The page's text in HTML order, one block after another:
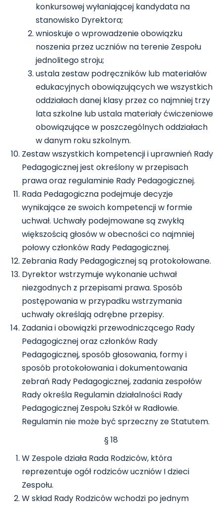
konkursowej wyłaniającej kandydata na
stanowisko Dyrektora;
wnioskuje o wprowadzenie obowiązku
noszenia przez uczniów na terenie Zespołu
jednolitego stroju;
ustala zestaw podręczników lub materiałów
edukacyjnych obowiązujących we wszystkich
oddziałach danej klasy przez co najmniej trzy
lata szkolne lub ustala materiały ćwiczeniowe
obowiązujące w poszczególnych oddziałach
w danym roku szkolnym.
Zestaw wszystkich kompetencji i uprawnień Rady
Pedagogicznej jest określony w przepisach
prawa oraz regulaminie Rady Pedagogicznej.
Rada Pedagogiczna podejmuje decyzje
wynikające ze swoich kompetencji w formie
uchwał. Uchwały podejmowane są zwykłą
większością głosów w obecności co najmniej
połowy członków Rady Pedagogicznej.
Zebrania Rady Pedagogicznej są protokołowane.
Dyrektor wstrzymuje wykonanie uchwał
niezgodnych z przepisami prawa. Sposób
postępowania w przypadku wstrzymania
uchwały określają odrębne przepisy.
Zadania i obowiązki przewodniczącego Rady
Pedagogicznej oraz członków Rady
Pedagogicznej, sposób głosowania, formy i
sposób protokołowania i dokumentowania
zebrań Rady Pedagogicznej, zadania zespołów
Rady określa Regulamin działalności Rady
Pedagogicznej Zespołu Szkół w Radłowie.
Regulamin nie może być sprzeczny ze Statutem.
§ 18
W Zespole działa Rada Rodziców, która
reprezentuje ogół rodziców uczniów I dzieci
Zespołu.
W skład Rady Rodziców wchodzi po jednym